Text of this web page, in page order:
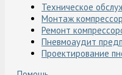
Техническое
Монтаж
Ремонт
Пневмоаудит
Проектирование